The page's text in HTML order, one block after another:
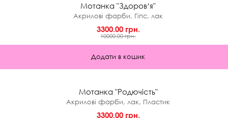
Мотанка "Здоровʼя"
Акрилові фарби, Гіпс, лак
3300.00 грн.
10000.00 грн.
Додати в кошик
★0.0 (0)
Мотанка "Родючість"
Акрилові фарби, лак, Пластик
3300.00 грн.